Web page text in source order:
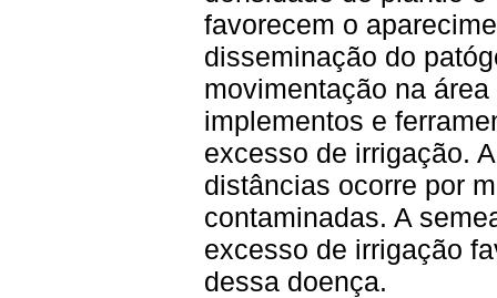
favorecem o
disseminação do
movimentação na
implementos e
excesso de irrigação.
distâncias ocorre por
contaminadas. A
excesso de irrigação
dessa doença.